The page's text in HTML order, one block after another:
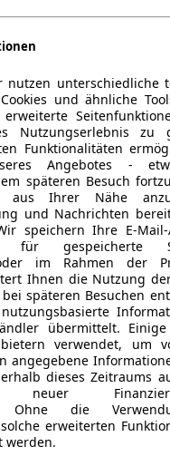
unterschiedliche
und ähnliche
Nutzungserlebnis zu
Funktionalitäten
Angebotes -
späteren Besuch
aus Ihrer Nähe
und Nachrichten
speichern Ihre E-Mail-
gespeicherte
im Rahmen der
Ihnen die Nutzung
späteren Besuchen
übermittelt. Einige
verwendet, um
angegebene
dieses Zeitraums
Ohne die
erweiterten
werden.
Sensoren hinten,
Sitze, Lederausstattung,
Schiebedach,